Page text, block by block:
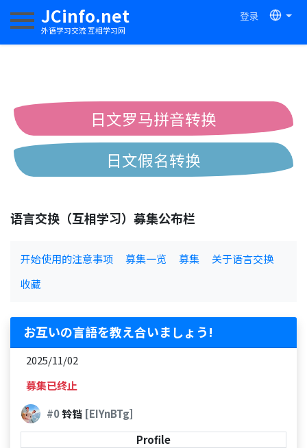
JCinfo.net
外语学习交流 互相学习网
登录
切换导航
日文罗马拼音转换
日文假名转换
语言交换（互相学习）募集公布栏
开始使用的注意事项 募集一览 募集
关于语言交换
收藏
お互いの言語を教え合いましょう!
2025/11/02
募集已终止
#0铃铛 [EIYnBTg]
Profile